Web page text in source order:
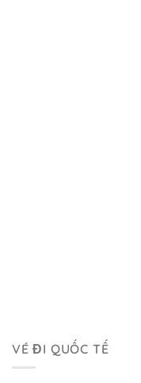
VÉ ĐI QUỐC TẾ